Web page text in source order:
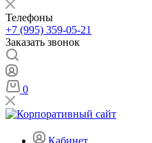
Телефоны
+7 (995) 359-05-21
Заказать звонок
0
Кабинет